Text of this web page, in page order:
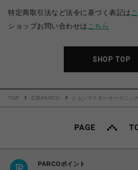
特定商取引法など法令に基づく表記は
ショップお問い合わせは こちら
SHOP TOP
TOP 広島PARCO ジョンマスターオーガニッ
PARCOポイント